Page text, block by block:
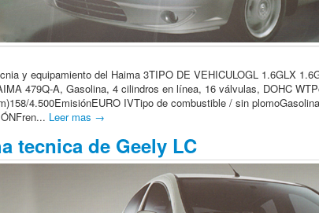
y equipamiento del Haima 3TIPO DE VEHICULOGL 1.6GLX
479Q-A, Gasolina, 4 cilindros en línea, 16 válvulas, DOHC
4.500EmisiónEURO IVTipo de combustible / sin
Leer mas →
tecnica de Geely LC